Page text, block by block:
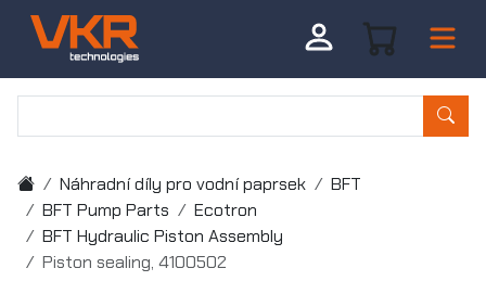
Náhradní díly pro vodní paprsek
BFT
BFT Pump Parts
Ecotron
BFT Hydraulic Piston Assembly
Piston sealing, 4100502